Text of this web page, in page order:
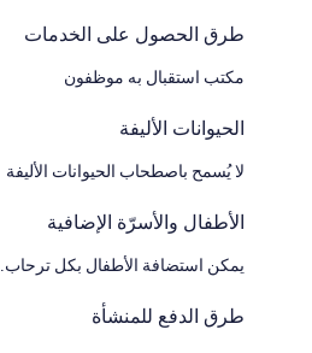
طرق الحصول على الخدمات
مكتب استقبال به موظفون
الحيوانات الأليفة
لا يُسمح باصطحاب الحيوانات الأليفة
الأطفال والأسرّة الإضافية
يمكن استضافة الأطفال بكل ترحاب.
طرق الدفع للمنشأة